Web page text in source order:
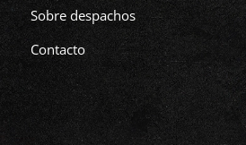
Sobre despachos
Contacto